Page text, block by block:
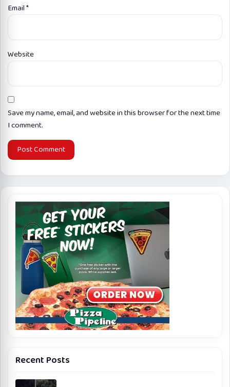
Email*
Website
Save my name, email, and website in this browser for the next time
I comment.
Recent Posts